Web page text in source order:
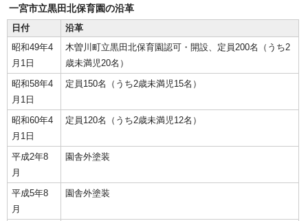
一宮市立黒田北保育園の沿革
日付
沿革
昭和49年4
月1日
木曽川町立黒田北保育園認可・開設、定員200名（うち2
歳未満児20名）
昭和58年4
月1日
定員150名（うち2歳未満児15名）
昭和60年4
月1日
定員120名（うち2歳未満児12名）
平成2年8
月
園舎外塗装
平成5年8
月
園舎外塗装